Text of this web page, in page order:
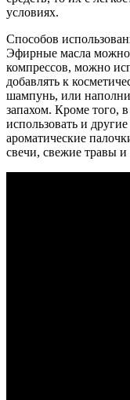
условиях.
Способов
Эфирные масла можно
компрессов, можно
добавлять к
шампунь, или
запахом. Кроме того,
использовать и
ароматические
свечи, свежие травы и